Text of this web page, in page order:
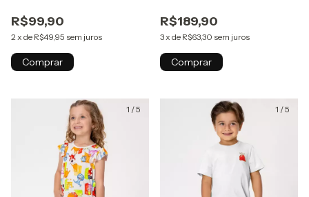
R$99,90
2 x de R$49,95 sem juros
Comprar
R$189,90
3x de R$63,30 sem juros
Comprar
1 /5 1 /5